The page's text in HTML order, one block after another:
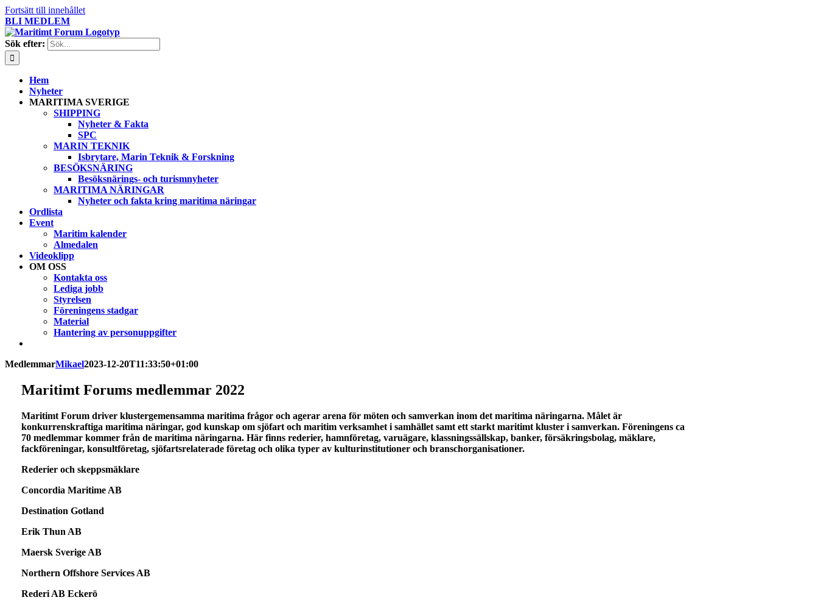
Fortsätt till innehållet
BLI MEDLEM
Sök efter:
Hem
Nyheter
MARITIMA SVERIGE
SHIPPING
Nyheter & Fakta
SPC
MARIN TEKNIK
Isbrytare, Marin Teknik & Forskning
BESÖKSNÄRING
Besöksnärings- och turismnyheter
MARITIMA NÄRINGAR
Nyheter och fakta kring maritima näringar
Ordlista
Event
Maritim kalender
Almedalen
Videoklipp
OM OSS
Kontakta oss
Lediga jobb
Styrelsen
Föreningens stadgar
Material
Hantering av personuppgifter
MedlemmarMikael2023-12-20T11:33:50+01:00
Maritimt Forums medlemmar 2022
Maritimt Forum driver klustergemensamma maritima frågor och agerar arena för möten och samverkan inom det maritima näringarna. Målet är
konkurrenskraftiga maritima näringar, god kunskap om sjöfart och maritim verksamhet i samhället samt ett starkt maritimt kluster i samverkan. Föreningens ca
70 medlemmar kommer från de maritima näringarna. Här finns rederier, hamnföretag, varuägare, klassningssällskap, banker, försäkringsbolag, mäklare,
fackföreningar, konsultföretag, sjöfartsrelaterade företag och olika typer av kulturinstitutioner och branschorganisationer.
Rederier och skeppsmäklare
Concordia Maritime AB
Destination Gotland
Erik Thun AB
Maersk Sverige AB
Northern Offshore Services AB
Rederi AB Eckerö